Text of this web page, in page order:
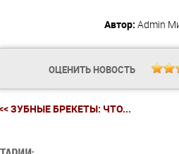
Автор: Admin
ОЦЕНИТЬ НОВОСТЬ
ЗУБНЫЕ БРЕКЕТЫ: ЧТО...